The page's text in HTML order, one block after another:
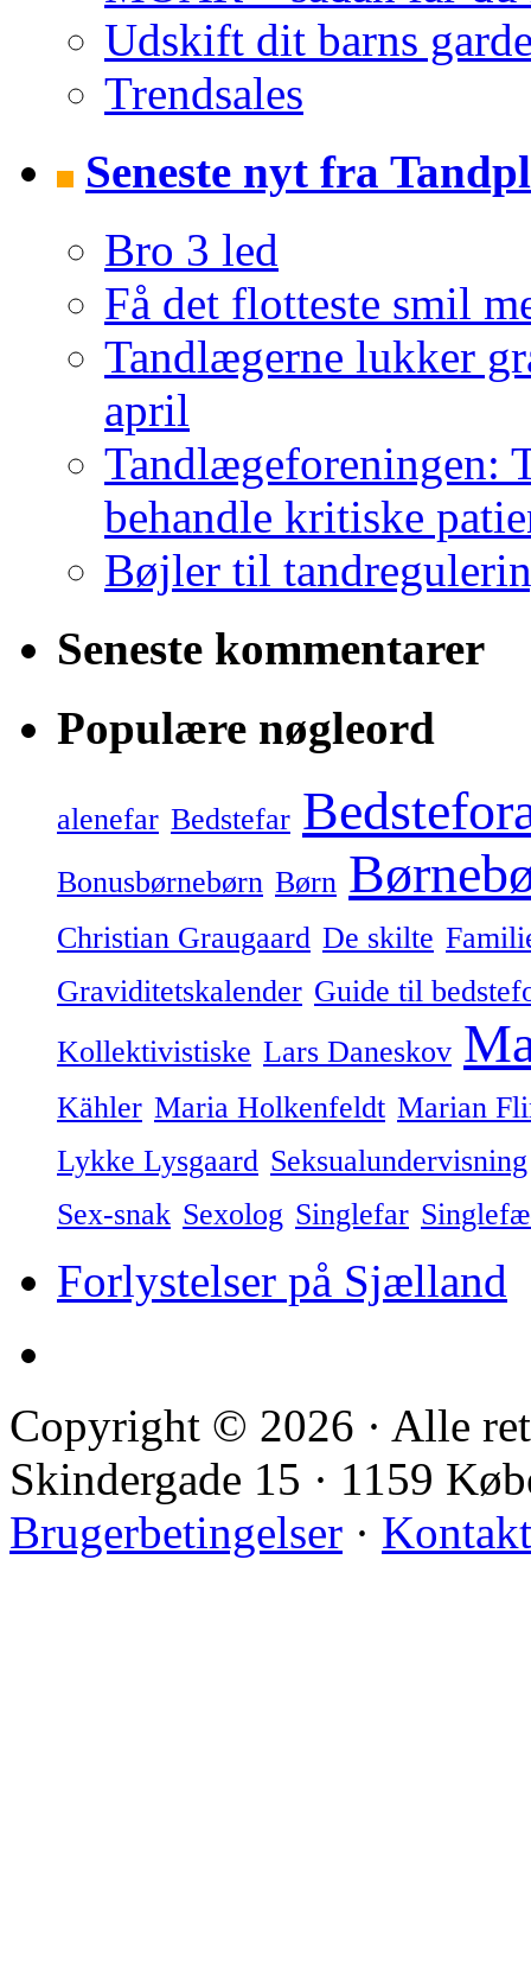
Udskift dit barns
Trendsales
Seneste nyt fra
Bro 3 led
Få det flotteste smil
Tandlægerne lukker
april
Tandlægeforeningen:
behandle kritiske
Bøjler til
Seneste kommentarer
Populære nøgleord
alenefar Bedstefar
Bonusbørnebørn Børn
Christian Graugaard De skilte
Graviditetskalender Guide til
Kollektivistiske Lars Daneskov
Kähler Maria Holkenfeldt Marian
Lykke Lysgaard Seksualundervisning
Sex-snak Sexolog Singlefar
Forlystelser på Sjælland
Copyright © 2026 · Alle
Skindergade 15 · 1159
Brugerbetingelser · Kontakt